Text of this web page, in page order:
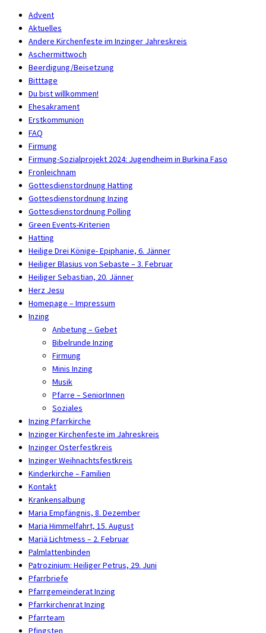
Advent
Aktuelles
Andere Kirchenfeste im Inzinger Jahreskreis
Aschermittwoch
Beerdigung/Beisetzung
Bitttage
Du bist willkommen!
Ehesakrament
Erstkommunion
FAQ
Firmung
Firmung-Sozialprojekt 2024: Jugendheim in Burkina Faso
Fronleichnam
Gottesdienstordnung Hatting
Gottesdienstordnung Inzing
Gottesdienstordnung Polling
Green Events-Kriterien
Hatting
Heilige Drei Könige- Epiphanie, 6. Jänner
Heiliger Blasius von Sebaste – 3. Februar
Heiliger Sebastian, 20. Jänner
Herz Jesu
Homepage – Impressum
Inzing
Anbetung – Gebet
Bibelrunde Inzing
Firmung
Minis Inzing
Musik
Pfarre – SeniorInnen
Soziales
Inzing Pfarrkirche
Inzinger Kirchenfeste im Jahreskreis
Inzinger Osterfestkreis
Inzinger Weihnachtsfestkreis
Kinderkirche – Familien
Kontakt
Krankensalbung
Maria Empfängnis, 8. Dezember
Maria Himmelfahrt, 15. August
Mariä Lichtmess – 2. Februar
Palmlattenbinden
Patrozinium: Heiliger Petrus, 29. Juni
Pfarrbriefe
Pfarrgemeinderat Inzing
Pfarrkirchenrat Inzing
Pfarrteam
Pfingsten